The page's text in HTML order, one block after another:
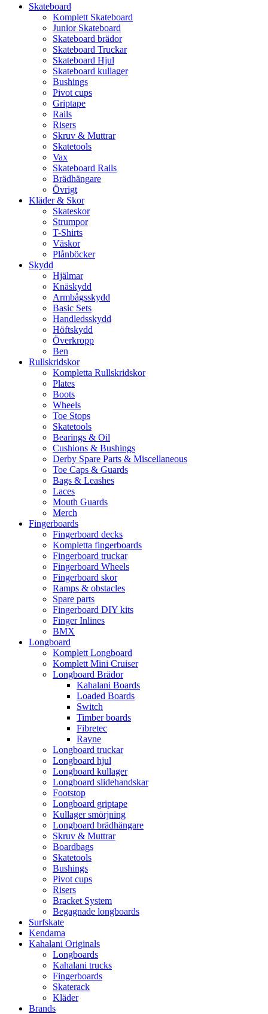
Skateboard
Komplett Skateboard
Junior Skateboard
Skateboard brädor
Skateboard Truckar
Skateboard Hjul
Skateboard kullager
Bushings
Pivot cups
Griptape
Rails
Risers
Skruv & Muttrar
Skatetools
Vax
Skateboard Rails
Brädhängare
Övrigt
Kläder & Skor
Skateskor
Strumpor
T-Shirts
Väskor
Plånböcker
Skydd
Hjälmar
Knäskydd
Armbågsskydd
Basic Sets
Handledsskydd
Höftskydd
Överkropp
Ben
Rullskridskor
Kompletta Rullskridskor
Plates
Boots
Wheels
Toe Stops
Skatetools
Bearings & Oil
Cushions & Bushings
Derby Spare Parts & Miscellaneous
Toe Caps & Guards
Bags & Leashes
Laces
Mouth Guards
Merch
Fingerboards
Fingerboard decks
Kompletta fingerboards
Fingerboard truckar
Fingerboard Wheels
Fingerboard skor
Ramps & obstacles
Spare parts
Fingerboard DIY kits
Finger Inlines
BMX
Longboard
Komplett Longboard
Komplett Mini Cruiser
Longboard Brädor
Kahalani Boards
Loaded Boards
Switch
Timber boards
Fibretec
Rayne
Longboard truckar
Longboard hjul
Longboard kullager
Longboard slidehandskar
Footstop
Longboard griptape
Kullager smörjning
Longboard brädhängare
Skruv & Muttrar
Boardbags
Skatetools
Bushings
Pivot cups
Risers
Bracket System
Begagnade longboards
Surfskate
Kendama
Kahalani Originals
Longboards
Kahalani trucks
Fingerboards
Skaterack
Kläder
Brands